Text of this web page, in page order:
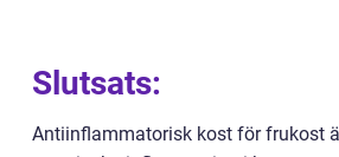
Slutsats:
Antiinflammatorisk kost för frukost